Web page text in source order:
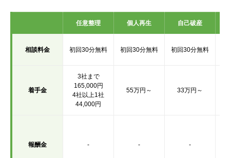
任意整理 個人再生 自己破産
相談料金 初回30分無料 初回30分無料 初回30分無料
着手金
3社まで
165,000円
4社以上1社
44,000円
55万円～ 33万円～
報酬金 - - -